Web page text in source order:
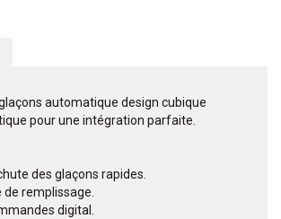
automatique design cubique
pour une intégration parfaite.
des glaçons rapides.
remplissage.
digital.